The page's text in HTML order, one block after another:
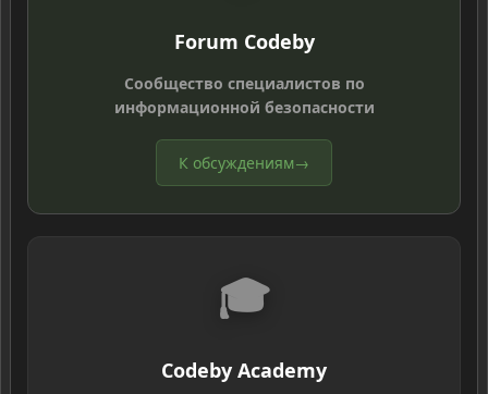
Forum Codeby
Сообщество специалистов по
информационной безопасности
К обсуждениям→
🎓
Codeby Academy